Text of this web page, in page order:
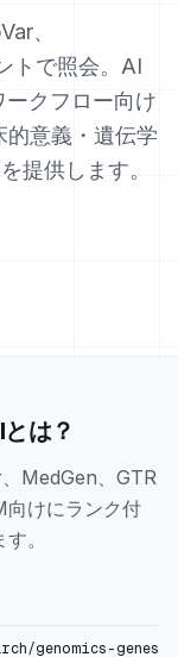
、
トで照会。AI
クフロー向け
意義・遺伝学
提供します。
は？
MedGen、GTR
向けにランク付
。
genomics-genes